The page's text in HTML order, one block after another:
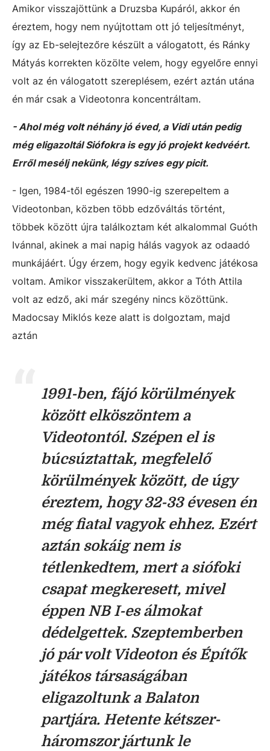
Amikor visszajöttünk a Druzsba Kupáról, akkor én
éreztem, hogy nem nyújtottam ott jó teljesítményt,
így az Eb-selejtezőre készült a válogatott, és Ránky
Mátyás korrekten közölte velem, hogy egyelőre ennyi
volt az én válogatott szereplésem, ezért aztán utána
én már csak a Videotonra koncentráltam.
- Ahol még volt néhány jó éved, a Vidi után pedig
még eligazoltál Siófokra is egy jó projekt kedvéért.
Erről mesélj nekünk, légy szíves egy picit.
- Igen, 1984-től egészen 1990-ig szerepeltem a
Videotonban, közben több edzőváltás történt,
többek között újra találkoztam két alkalommal Guóth
Ivánnal, akinek a mai napig hálás vagyok az odaadó
munkájáért. Úgy érzem, hogy egyik kedvenc játékosa
voltam. Amikor visszakerültem, akkor a Tóth Attila
volt az edző, aki már szegény nincs közöttünk.
Madocsay Miklós keze alatt is dolgoztam, majd
aztán
1991-ben, fájó körülmények
között elköszöntem a
Videotontól. Szépen el is
búcsúztattak, megfelelő
körülmények között, de úgy
éreztem, hogy 32-33 évesen én
még fiatal vagyok ehhez. Ezért
aztán sokáig nem is
tétlenkedtem, mert a siófoki
csapat megkeresett, mivel
éppen NB I-es álmokat
dédelgettek. Szeptemberben
jó pár volt Videoton és Építők
játékos társaságában
eligazoltunk a Balaton
partjára. Hetente kétszer-
háromszor jártunk le